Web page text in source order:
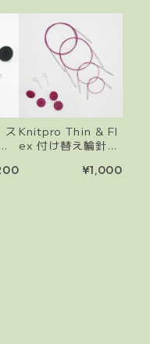
Knitpro Thin & Fl
ex 付け替え輪針用
cm/80cmの輪を作
¥1,000